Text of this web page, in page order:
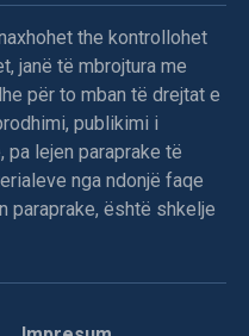
të seancës,
menjëherë pas kësaj
dhe përplasje
të opozitës dhe
me detyrën dhe
ndërsa mbetet e paqartë
the kontrollohet
janë të mbrojtura me
për to mban të drejtat e
publikimi i
pa lejen paraprake të
nga ndonjë faqe
paraprake, është shkelje